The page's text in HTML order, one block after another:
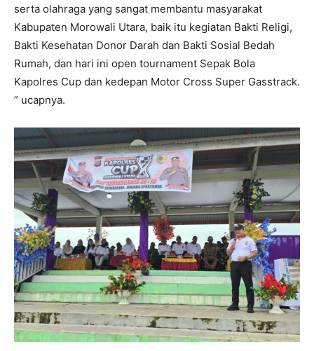
serta olahraga yang sangat membantu masyarakat
Kabupaten Morowali Utara, baik itu kegiatan Bakti Religi,
Bakti Kesehatan Donor Darah dan Bakti Sosial Bedah
Rumah, dan hari ini open tournament Sepak Bola
Kapolres Cup dan kedepan Motor Cross Super Gasstrack.
” ucapnya.